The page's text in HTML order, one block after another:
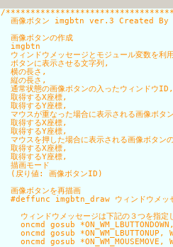
/
画像ボタン imgbtn ver.3 Created By
  画像ボタンの作成
  imgbtn
ウィンドウメッセージとモジュール変数を利
  ボタンに表示させる文字列,
  横の長さ,
  縦の長さ,
通常状態の画像ボタンの入ったウィンドウ
  取得するX座標,
  取得するY座標,
マウスが重なった場合に表示される画像ボタ
  取得するX座標,
  取得するY座標,
マウスを押した場合に表示される画像ボタン
  取得するX座標,
  取得するY座標,
  描画モード
  (戻り値: 画像ボタンID)
  画像ボタンを再描画
#deffunc imgbtn_draw ウィンドウメ
ウィンドウメッセージは下記の３つを指定
oncmd gosub
oncmd gosub *ON_WM_LBUTTONUP,
oncmd gosub *ON_WM_MOUSEMOVE,